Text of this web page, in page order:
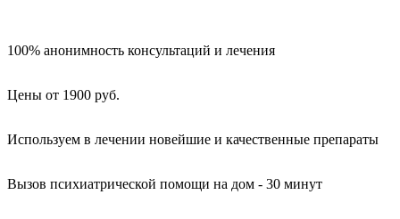
100% анонимность консультаций и лечения
Цены от 1900 руб.
Используем в лечении новейшие и качественные препараты
Вызов психиатрической помощи на дом - 30 минут